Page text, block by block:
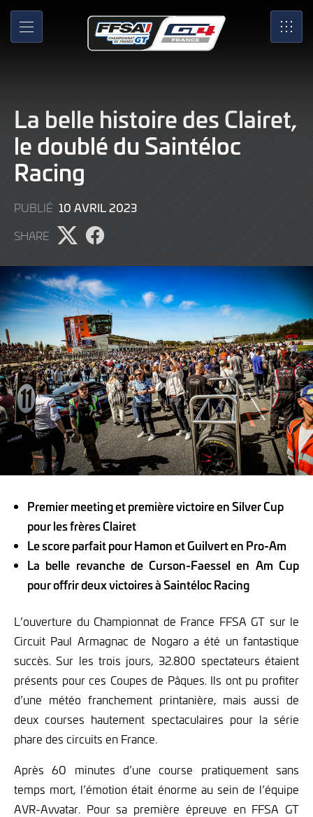
Skip
Main
MENU SRO
La belle histoire des Clairet,
le doublé du Saintéloc
Racing
PUBLIÉ 10 AVRIL 202310
SHARE
Partager
sur
X
Partager
sur
Facebook
Premier meeting et première victoire en Silver Cup
pour les frères Clairet
Le score parfait pour Hamon et Guilvert en Pro-Am
La belle revanche de Curson-Faessel en Am Cup
pour offrir deux victoires à Saintéloc Racing
L’ouverture du Championnat de France FFSA GT sur le
Circuit Paul Armagnac de Nogaro a été un fantastique
succès. Sur les trois jours, 32.800 spectateurs étaient
présents pour ces Coupes de Pâques. Ils ont pu profiter
d’une météo franchement printanière, mais aussi de
deux courses hautement spectaculaires pour la série
phare des circuits en France.
Après 60 minutes d’une course pratiquement sans
temps mort, l’émotion était énorme au sein de l’équipe
AVR-Avvatar. Pour sa première épreuve en FFSA GT